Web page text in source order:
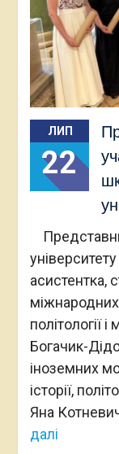
ЛИП
22
асистентка,
міжнародних
політології
Богачик-
іноземних
історії,
Яна
далі